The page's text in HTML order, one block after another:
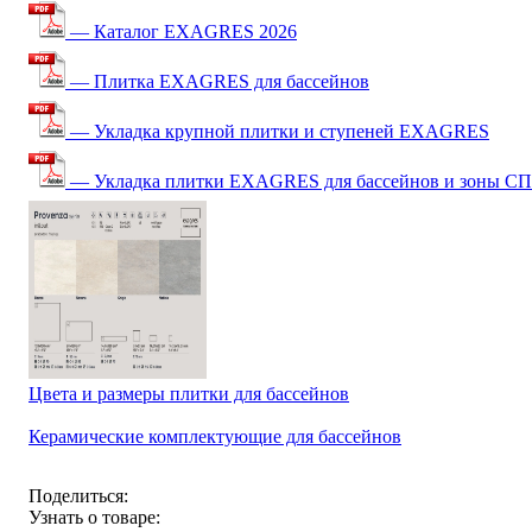
— Каталог EXAGRES 2026
— Плитка EXAGRES для бассейнов
— Укладка крупной плитки и ступеней EXAGRES
— Укладка плитки EXAGRES для бассейнов и зоны
Цвета и размеры плитки для бассейнов
Керамические комплектующие для бассейнов
Поделиться:
Узнать о товаре: